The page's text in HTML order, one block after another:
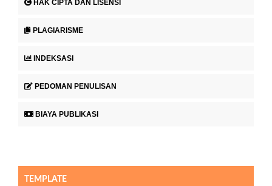
HAK CIPTA DAN LISENSI
PLAGIARISME
INDEKSASI
PEDOMAN PENULISAN
BIAYA PUBLIKASI
TEMPLATE